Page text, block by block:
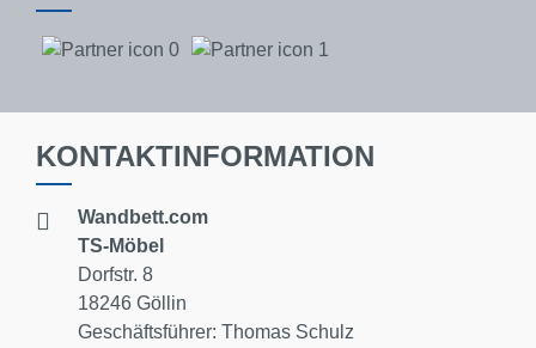
KONTAKTINFORMATION
Wandbett.com
TS-Möbel
Dorfstr. 8
18246 Göllin
Geschäftsführer: Thomas Schulz